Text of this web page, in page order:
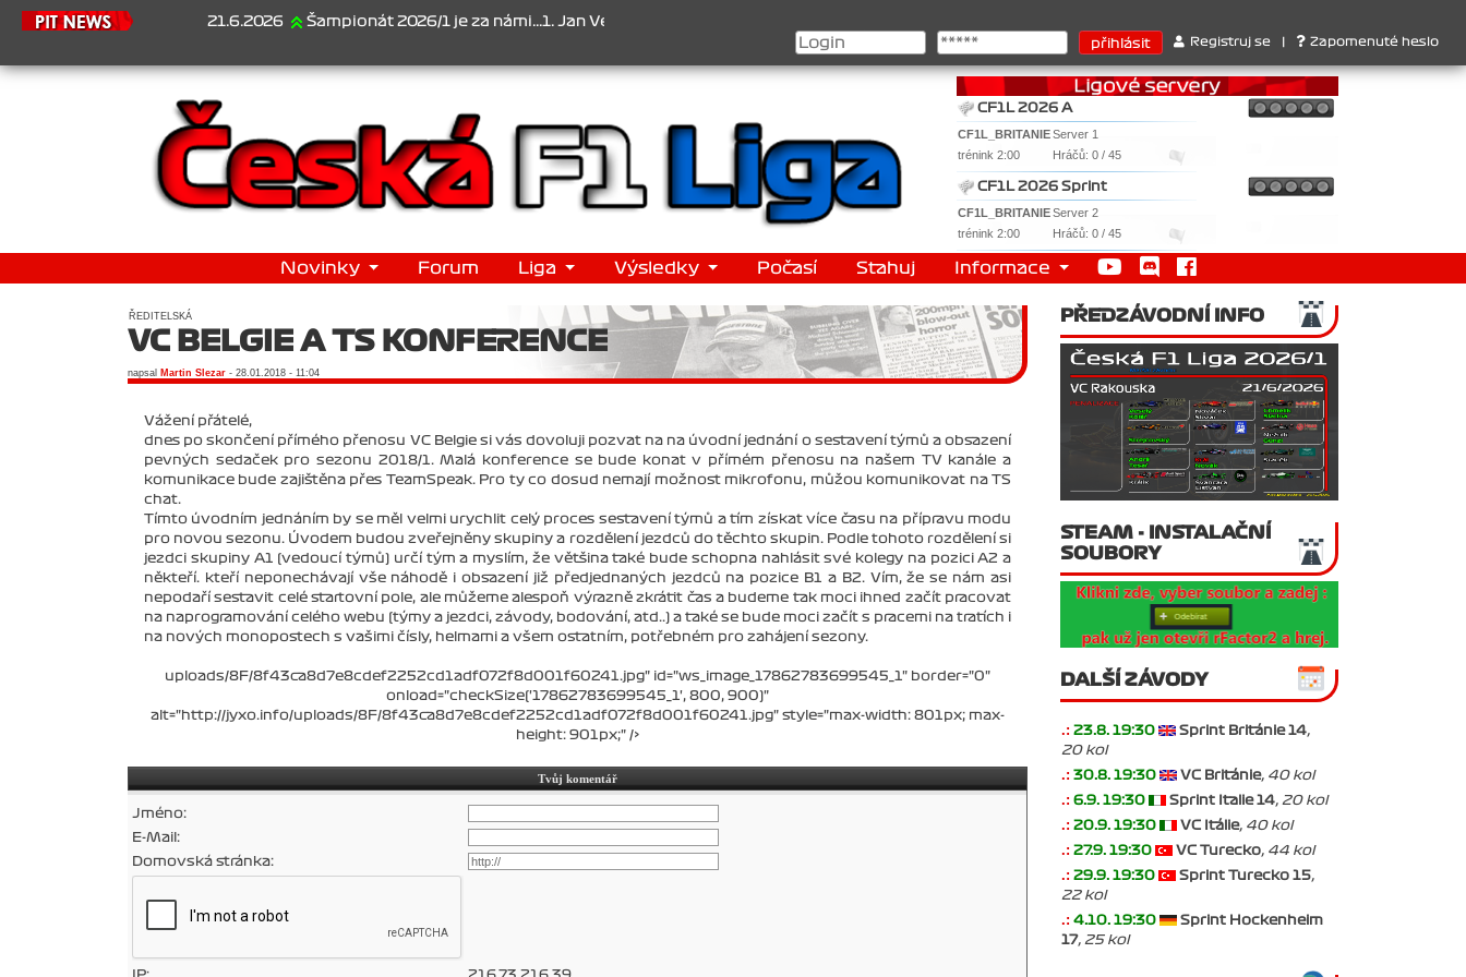
21.6.2026 Šampionát 2026/1 je za námi...1. Jan Veselý , 2. Jan Nováček , 3. Jakub Chmelík , Pohár konstruktérů : 1. Ferrari . 2. Williams , 3. RedBull ..... SprintCup - 1. Jan
Registruj se Zapomenuté heslo
CF1L 2026 A
CF1L_BRITANIEServer 1
trénink 2:00
Hráčů: 0 / 45
CF1L 2026 Sprint
CF1L_BRITANIEServer 2
trénink 2:00
Hráčů: 0 / 45
Novinky Forum Liga Výsledky Počasí Stahuj Informace
ŘEDITELSKÁ
VC BELGIE A TS KONFERENCE
napsal Martin Slezar - 28.01.2018 - 11:04
Vážení přátelé,
dnes po skončení přímého přenosu VC Belgie si vás dovoluji pozvat na na úvodní jednání o sestavení týmů a obsazení
pevných sedaček pro sezonu 2018/1. Malá konference se bude konat v přímém přenosu na našem TV kanále a
komunikace bude zajištěna přes TeamSpeak. Pro ty co dosud nemají možnost mikrofonu, můžou komunikovat na TS
chat.
Tímto úvodním jednáním by se měl velmi urychlit celý proces sestavení týmů a tím získat více času na přípravu modu
pro novou sezonu. Úvodem budou zveřejněny skupiny a rozdělení jezdců do těchto skupin. Podle tohoto rozdělení si
jezdci skupiny A1 (vedoucí týmů) určí tým a myslím, že většina také bude schopna nahlásit své kolegy na pozici A2 a
někteří. kteří neponechávají vše náhodě i obsazení již předjednaných jezdců na pozice B1 a B2. Vím, že se nám asi
nepodaří sestavit celé startovní pole, ale můžeme alespoň výrazně zkrátit čas a budeme tak moci ihned začít pracovat
na naprogramování celého webu (týmy a jezdci, závody, bodování, atd..) a také se bude moci začít s pracemi na tratích i
na nových monopostech s vašimi čísly, helmami a všem ostatním, potřebném pro zahájení sezony.
uploads/8F/8f43ca8d7e8cdef2252cd1adf072f8d001f60241.jpg" id="ws_image_17862783699545_1" border="0"
onload="checkSize('17862783699545_1', 800, 900)"
alt="http://jyxo.info/uploads/8F/8f43ca8d7e8cdef2252cd1adf072f8d001f60241.jpg" style="max-width: 801px; max-
height: 901px;" />
Tvůj komentář
Jméno:
E-Mail:
Domovská stránka:
PŘEDZÁVODNÍ INFO
STEAM - INSTALAČNÍ
SOUBORY
DALŠÍ ZÁVODY
.: 23.8. 19:30 Sprint Británie 14,
20 kol
.: 30.8. 19:30 VC Británie, 40 kol
.: 6.9. 19:30 Sprint Italie 14, 20 kol
.: 20.9. 19:30 VC Itálie, 40 kol
.: 27.9. 19:30 VC Turecko, 44 kol
.: 29.9. 19:30 Sprint Turecko 15,
22 kol
.: 4.10. 19:30
Sprint Hockenheim
17, 25 kol